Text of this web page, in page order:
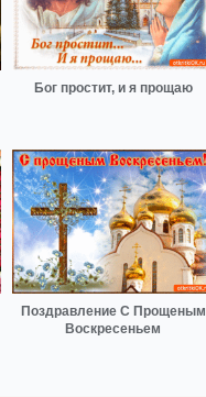
Бог простит, и я прощаю
Поздравление С Прощеным
Воскресеньем